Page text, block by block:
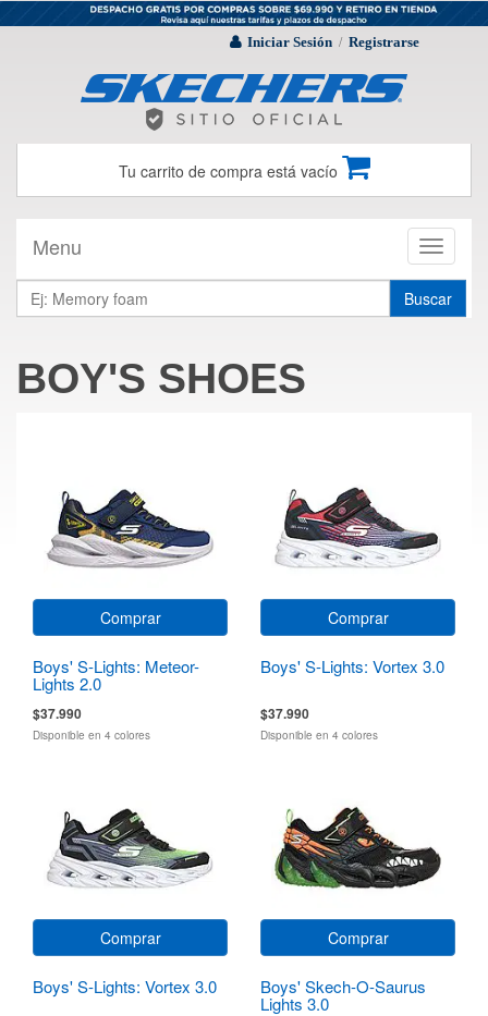
Iniciar Sesión / Registrarse
Tu carrito de compra está vacío
Toggle
Menu
Buscar
BOY'S SHOES
Comprar
Boys' S-Lights: Meteor-
Lights 2.0
$37.990
Disponible en 4 colores
Comprar
Boys' S-Lights: Vortex 3.0
$37.990
Disponible en 4 colores
Comprar
Boys' S-Lights: Vortex 3.0
Comprar
Boys' Skech-O-Saurus
Lights 3.0